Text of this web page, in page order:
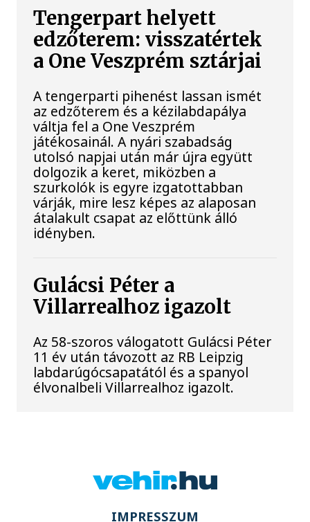
Tengerpart helyett
edzőterem: visszatértek
a One Veszprém sztárjai
A tengerparti pihenést lassan ismét
az edzőterem és a kézilabdapálya
váltja fel a One Veszprém
játékosainál. A nyári szabadság
utolsó napjai után már újra együtt
dolgozik a keret, miközben a
szurkolók is egyre izgatottabban
várják, mire lesz képes az alaposan
átalakult csapat az előttünk álló
idényben.
Gulácsi Péter a
Villarrealhoz igazolt
Az 58-szoros válogatott Gulácsi Péter
11 év után távozott az RB Leipzig
labdarúgócsapatától és a spanyol
élvonalbeli Villarrealhoz igazolt.
IMPRESSZUM